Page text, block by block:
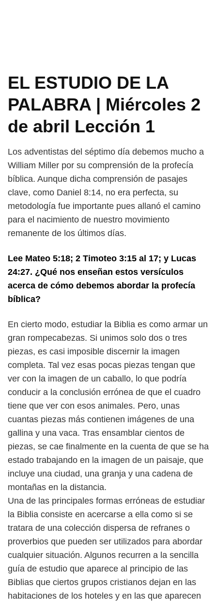
EL ESTUDIO DE LA
PALABRA | Miércoles 2
de abril Lección 1
Los adventistas del séptimo día debemos mucho a
William Miller por su comprensión de la profecía
bíblica. Aunque dicha comprensión de pasajes
clave, como Daniel 8:14, no era perfecta, su
metodología fue importante pues allanó el camino
para el nacimiento de nuestro movimiento
remanente de los últimos días.
Lee Mateo 5:18; 2 Timoteo 3:15 al 17; y Lucas
24:27. ¿Qué nos enseñan estos versículos
acerca de cómo debemos abordar la profecía
bíblica?
En cierto modo, estudiar la Biblia es como armar un
gran rompecabezas. Si unimos solo dos o tres
piezas, es casi imposible discernir la imagen
completa. Tal vez esas pocas piezas tengan que
ver con la imagen de un caballo, lo que podría
conducir a la conclusión errónea de que el cuadro
tiene que ver con esos animales. Pero, unas
cuantas piezas más contienen imágenes de una
gallina y una vaca. Tras ensamblar cientos de
piezas, se cae finalmente en la cuenta de que se ha
estado trabajando en la imagen de un paisaje, que
incluye una ciudad, una granja y una cadena de
montañas en la distancia.
Una de las principales formas erróneas de estudiar
la Biblia consiste en acercarse a ella como si se
tratara de una colección dispersa de refranes o
proverbios que pueden ser utilizados para abordar
cualquier situación. Algunos recurren a la sencilla
guía de estudio que aparece al principio de las
Biblias que ciertos grupos cristianos dejan en las
habitaciones de los hoteles y en las que aparecen